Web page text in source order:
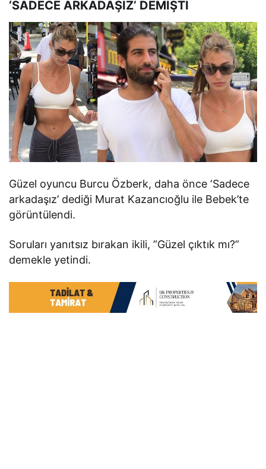
‘SADECE ARKADAŞIZ’ DEMİŞTİ
Güzel oyuncu Burcu Özberk, daha önce ‘Sadece
arkadaşız’ dediği Murat Kazancıoğlu ile Bebek’te
görüntülendi.
Soruları yanıtsız bırakan ikili, ”Güzel çıktık mı?”
demekle yetindi.